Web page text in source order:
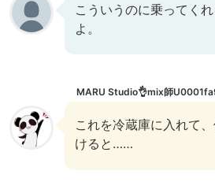
こういうのに乗ってく
よ。
MARU Studio👌mix師
これを冷蔵庫に入れて
けると……